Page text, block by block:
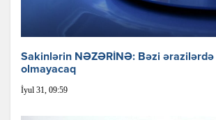
Sakinlərin NƏZƏRİNƏ: Bəzi ərazilərdə
olmayacaq
İyul 31, 09:59